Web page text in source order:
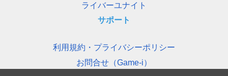
ライバーユナイト
サポート
利用規約・プライバシーポリシー
お問合せ（Game-i）